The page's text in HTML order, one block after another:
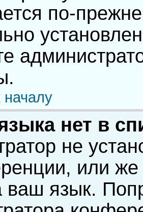
по-
началу
нет в
не
или же
ваш язык.